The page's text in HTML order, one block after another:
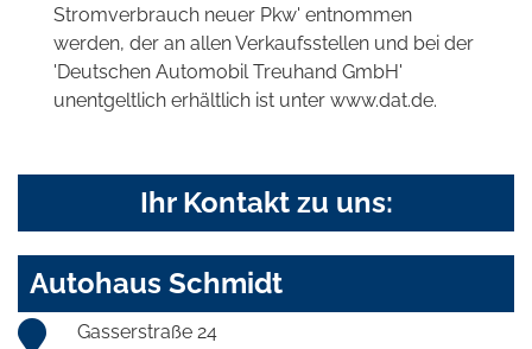
Stromverbrauch neuer Pkw' entnommen
werden, der an allen Verkaufsstellen und bei der
'Deutschen Automobil Treuhand GmbH'
unentgeltlich erhältlich ist unter www.dat.de.
Ihr Kontakt zu uns:
Autohaus Schmidt
Gasserstraße 24